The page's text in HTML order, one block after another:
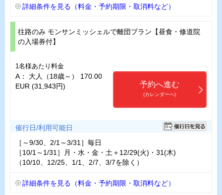
詳細条件を見る（料金・予約期限・取消料など）
往路のみ モンサンミッシェルで離団プラン【昼食・修道院
の入場券付】
1名様あたり料金
A： 大人（18歳～） 170.00
EUR (31,943円)
予約へ進む
(カレンダーへ)
催行日/利用可能日
［～9/30、2/1～3/31］毎日
［10/1～1/31］月・水・金・土＋12/29(火)・31(木)
（10/10、12/25、1/1、2/7、3/7を除く）
詳細条件を見る（料金・予約期限・取消料など）